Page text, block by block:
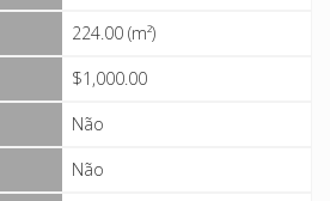
224.00 (m²)
$1,000.00
Não
Não